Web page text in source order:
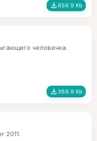
file_download 656.9 Kb
человечка.
file_download 389.9 Kb
2011.